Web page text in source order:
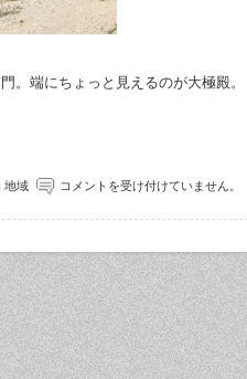
。端にちょっと見えるのが大極殿。
地域 コメントを受け付けていません。